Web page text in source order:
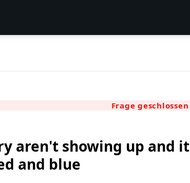
Frage geschlossen
aren't showing up and it
and blue